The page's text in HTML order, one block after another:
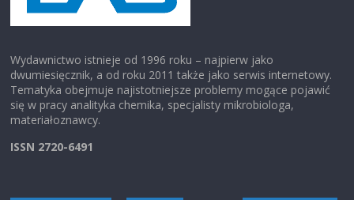
Wydawnictwo istnieje od 1996 roku – najpierw jako
dwumiesięcznik, a od roku 2011 także jako serwis internetowy.
Tematyka obejmuje najistotniejsze problemy mogące pojawić
się w pracy analityka chemika, specjalisty mikrobiologa,
materiałoznawcy.
ISSN 2720-6491